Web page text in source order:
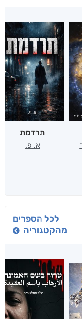
תרדמת
א. פ.
לכל הספרים
מהקטגוריה